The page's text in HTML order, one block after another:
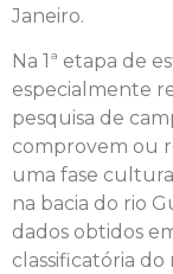
Janeiro.
Na 1ª etapa de
especialmente
pesquisa de
comprovem ou
uma fase
na bacia do rio
dados obtidos
classificatória